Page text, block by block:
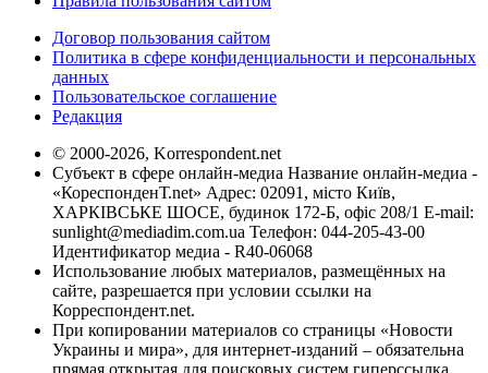
Договор пользования сайтом
Политика в сфере конфиденциальности и персональных
данных
Пользовательское соглашение
Редакция
© 2000-2026, Korrespondent.net
Субъект в сфере онлайн-медиа Название онлайн-медиа -
«КореспонденТ.net» Адрес: 02091, місто Київ,
ХАРКІВСЬКЕ ШОСЕ, будинок 172-Б, офіс 208/1 E-mail:
sunlight@mediadim.com.ua Телефон: 044-205-43-00
Идентификатор медиа - R40-06068
Использование любых материалов, размещённых на
сайте, разрешается при условии ссылки на
Корреспондент.net.
При копировании материалов со страницы «Новости
Украины и мира», для интернет-изданий – обязательна
прямая открытая для поисковых систем гиперссылка.